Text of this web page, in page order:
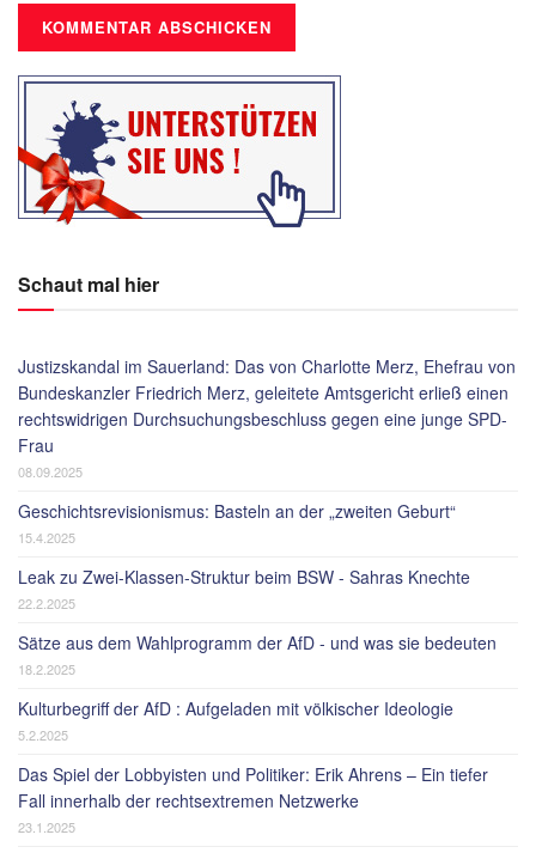
Schaut mal hier
Justizskandal im Sauerland: Das von Charlotte Merz, Ehefrau von
Bundeskanzler Friedrich Merz, geleitete Amtsgericht erließ einen
rechtswidrigen Durchsuchungsbeschluss gegen eine junge SPD-
Frau
08.09.2025
Geschichtsrevisionismus: Basteln an der „zweiten Geburt“
15.4.2025
Leak zu Zwei-Klassen-Struktur beim BSW - Sahras Knechte
22.2.2025
Sätze aus dem Wahlprogramm der AfD - und was sie bedeuten
18.2.2025
Kulturbegriff der AfD : Aufgeladen mit völkischer Ideologie
5.2.2025
Das Spiel der Lobbyisten und Politiker: Erik Ahrens – Ein tiefer
Fall innerhalb der rechtsextremen Netzwerke
23.1.2025